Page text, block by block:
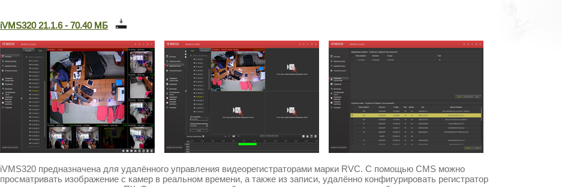
iVMS320 21.1.6 - 70.40 МБ
iVMS320 предназначена для удалённого управления видеорегистраторами марки RVC. С помощью CMS можно
просматривать изображение с камер в реальном времени, а также из записи, удалённо конфигурировать регистратор